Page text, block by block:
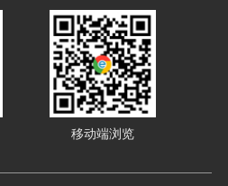
移动端浏览